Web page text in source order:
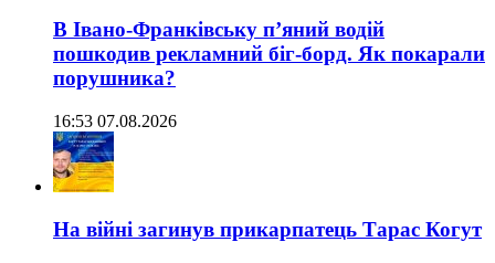
В Івано-Франківську п’яний водій
пошкодив рекламний біг-борд. Як покарали
порушника?
16:53 07.08.2026
На війні загинув прикарпатець Тарас Когут